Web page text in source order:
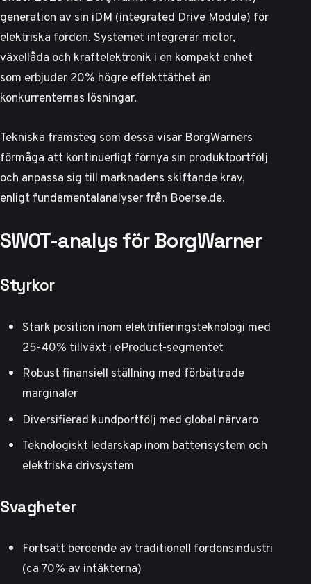
generation av sin iDM (integrated Drive Module) för
elektriska fordon. Systemet integrerar motor,
växellåda och kraftelektronik i en kompakt enhet
som erbjuder 20% högre effekttäthet än
konkurrenternas lösningar.
Tekniska framsteg som dessa visar BorgWarners
förmåga att kontinuerligt förnya sin produktportfölj
och anpassa sig till marknadens skiftande krav,
enligt fundamentalanalyser från Boerse.de.
SWOT-analys för BorgWarner
Styrkor
Stark position inom elektrifieringsteknologi med
25-40% tillväxt i eProduct-segmentet
Robust finansiell ställning med förbättrade
marginaler
Diversifierad kundportfölj med global närvaro
Teknologiskt ledarskap inom batterisystem och
elektriska drivsystem
Svagheter
Fortsatt beroende av traditionell fordonsindustri
(ca 70% av intäkterna)